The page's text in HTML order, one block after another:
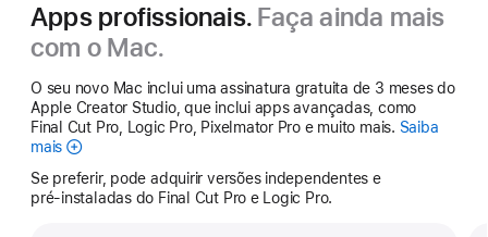
Apps profissionais. Faça ainda mais
com o Mac.
O seu novo Mac inclui uma assinatura gratuita de 3 meses do
Apple Creator Studio, que inclui apps avançadas, como
Final Cut Pro, Logic Pro, Pixelmator Pro e muito mais. Saiba
mais Apple
Studio
Se preferir, pode adquirir versões independentes e
pré‑instaladas do Final Cut Pro e Logic Pro.